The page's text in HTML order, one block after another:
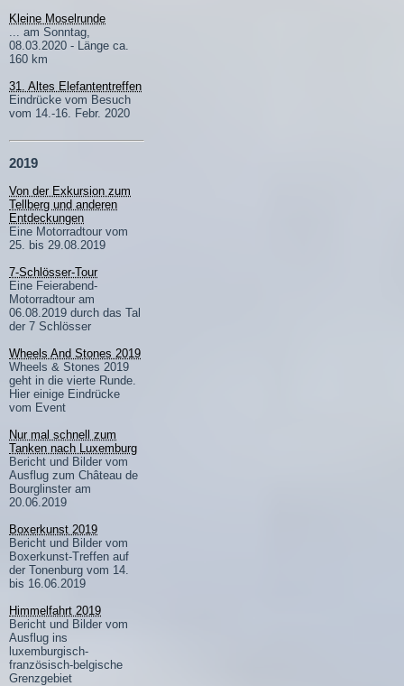
Kleine Moselrunde
... am Sonntag,
08.03.2020 - Länge ca.
160 km
31. Altes Elefantentreffen
Eindrücke vom Besuch
vom 14.-16. Febr. 2020
2019
Von der Exkursion zum
Tellberg und anderen
Entdeckungen
Eine Motorradtour vom
25. bis 29.08.2019
7-Schlösser-Tour
Eine Feierabend-
Motorradtour am
06.08.2019 durch das Tal
der 7 Schlösser
Wheels And Stones 2019
Wheels & Stones 2019
geht in die vierte Runde.
Hier einige Eindrücke
vom Event
Nur mal schnell zum
Tanken nach Luxemburg
Bericht und Bilder vom
Ausflug zum Château de
Bourglinster am
20.06.2019
Boxerkunst 2019
Bericht und Bilder vom
Boxerkunst-Treffen auf
der Tonenburg vom 14.
bis 16.06.2019
Himmelfahrt 2019
Bericht und Bilder vom
Ausflug ins
luxemburgisch-
französisch-belgische
Grenzgebiet